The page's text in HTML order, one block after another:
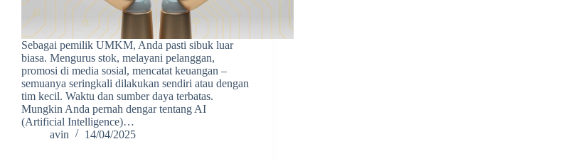
Sebagai pemilik UMKM, Anda pasti sibuk luar
biasa. Mengurus stok, melayani pelanggan,
promosi di media sosial, mencatat keuangan –
semuanya seringkali dilakukan sendiri atau dengan
tim kecil. Waktu dan sumber daya terbatas.
Mungkin Anda pernah dengar tentang AI
(Artificial Intelligence)…
avin
14/04/2025